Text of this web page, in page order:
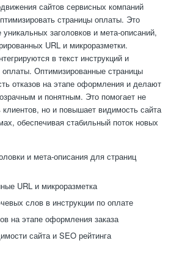
сайтов сервисных компаний
страницы оплаты. Это
заголовков и мета-описаний,
URL и микроразметки.
в текст инструкций и
оплаты. Оптимизированные страницы
отказов на этапе оформления и делают
и понятным. Это помогает не
но и повышает видимость сайта
обеспечивая стабильный поток новых
и мета-описания для страниц
URL и микроразметка
слов в инструкции по оплате
на этапе оформления заказа
сайта и SEO рейтинга